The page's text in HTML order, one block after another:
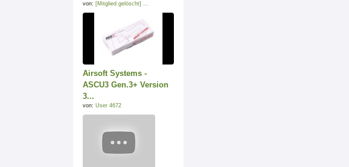
von: [Mitglied gelöscht] ...
Airsoft Systems -
ASCU3 Gen.3+ Version
3...
von: User 4672